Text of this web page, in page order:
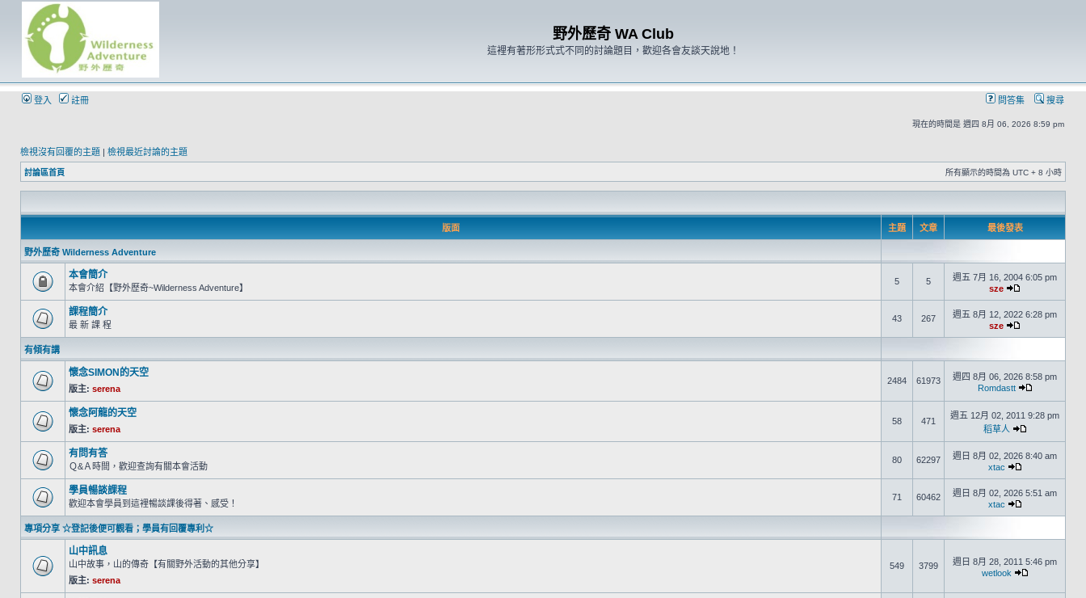
野外歷奇 WA Club
這裡有著形形式式不同的討論題目，歡迎各會友談天說地！
登入 註冊 問答集 搜尋
現在的時間是 週四 8月 06, 2026 8:59 pm
檢視沒有回覆的主題 | 檢視最近討論的主題
討論區首頁 所有顯示的時間為 UTC + 8 小時
版面 主題 文章 最後發表
野外歷奇 Wilderness Adventure
本會簡介
本會介紹【野外歷奇~Wilderness Adventure】
5 5
週五 7月 16, 2004 6:05 pm
sze
課程簡介
最 新 課 程
43 267
週五 8月 12, 2022 6:28 pm
sze
有傾有講
懷念SIMON的天空
版主: serena
2484 61973
週四 8月 06, 2026 8:58 pm
Romdastt
懷念阿龍的天空
版主: serena
58 471
週五 12月 02, 2011 9:28 pm
稻草人
有問有答
Ｑ&Ａ時間，歡迎查詢有關本會活動
80 62297
週日 8月 02, 2026 8:40 am
xtac
學員暢談課程
歡迎本會學員到這裡暢談課後得著、感受！
71 60462
週日 8月 02, 2026 5:51 am
xtac
專項分享 ☆登記後便可觀看；學員有回覆專利☆
山中訊息
山中故事，山的傳奇【有關野外活動的其他分享】
版主: serena
549 3799
週日 8月 28, 2011 5:46 pm
wetlook